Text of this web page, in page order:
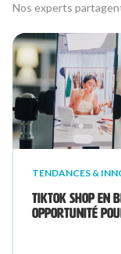
Nos experts
TENDANCES &
TikTok Shop en
opportunité